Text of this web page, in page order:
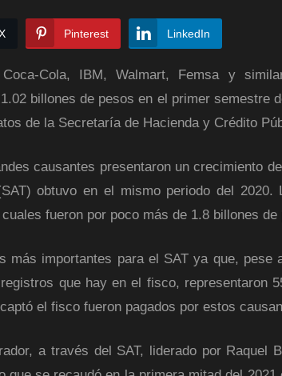
Pinterest LinkedIn
Cola, IBM, Walmart, Femsa y
billones de pesos en el primer semestre
de la Secretaría de Hacienda y Crédito
causantes presentaron un crecimiento
obtuvo en el mismo periodo del 2020.
fueron por poco más de 1.8 billones de
más importantes para el SAT ya que, pese
que hay en el fisco, representaron
el fisco fueron pagados por estos
a través del SAT, liderado por Raquel